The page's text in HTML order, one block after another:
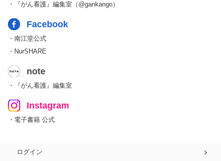
・『がん看護』編集室（@gankango）
Facebook
・南江堂公式
・NurSHARE
note
・『がん看護』編集室
Instagram
・電子書籍 公式
ログイン